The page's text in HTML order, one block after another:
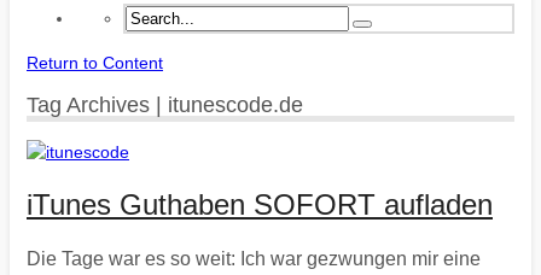
Return to Content
Tag Archives | itunescode.de
iTunes Guthaben SOFORT aufladen
Die Tage war es so weit: Ich war gezwungen mir eine